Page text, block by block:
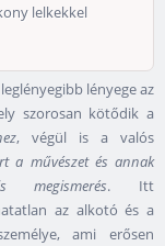
lelkekkel
lényege az
szorosan kötődik a
, végül is a valós
a művészet és annak
megismerés. Itt
az alkotó és a
ami erősen